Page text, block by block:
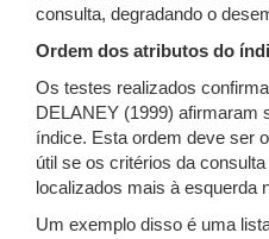
consulta, degradando o
Ordem dos atributos do
Os testes realizados
DELANEY (1999) afirmaram
índice. Esta ordem deve ser
útil se os critérios da
localizados mais à esquerda
Um exemplo disso é uma